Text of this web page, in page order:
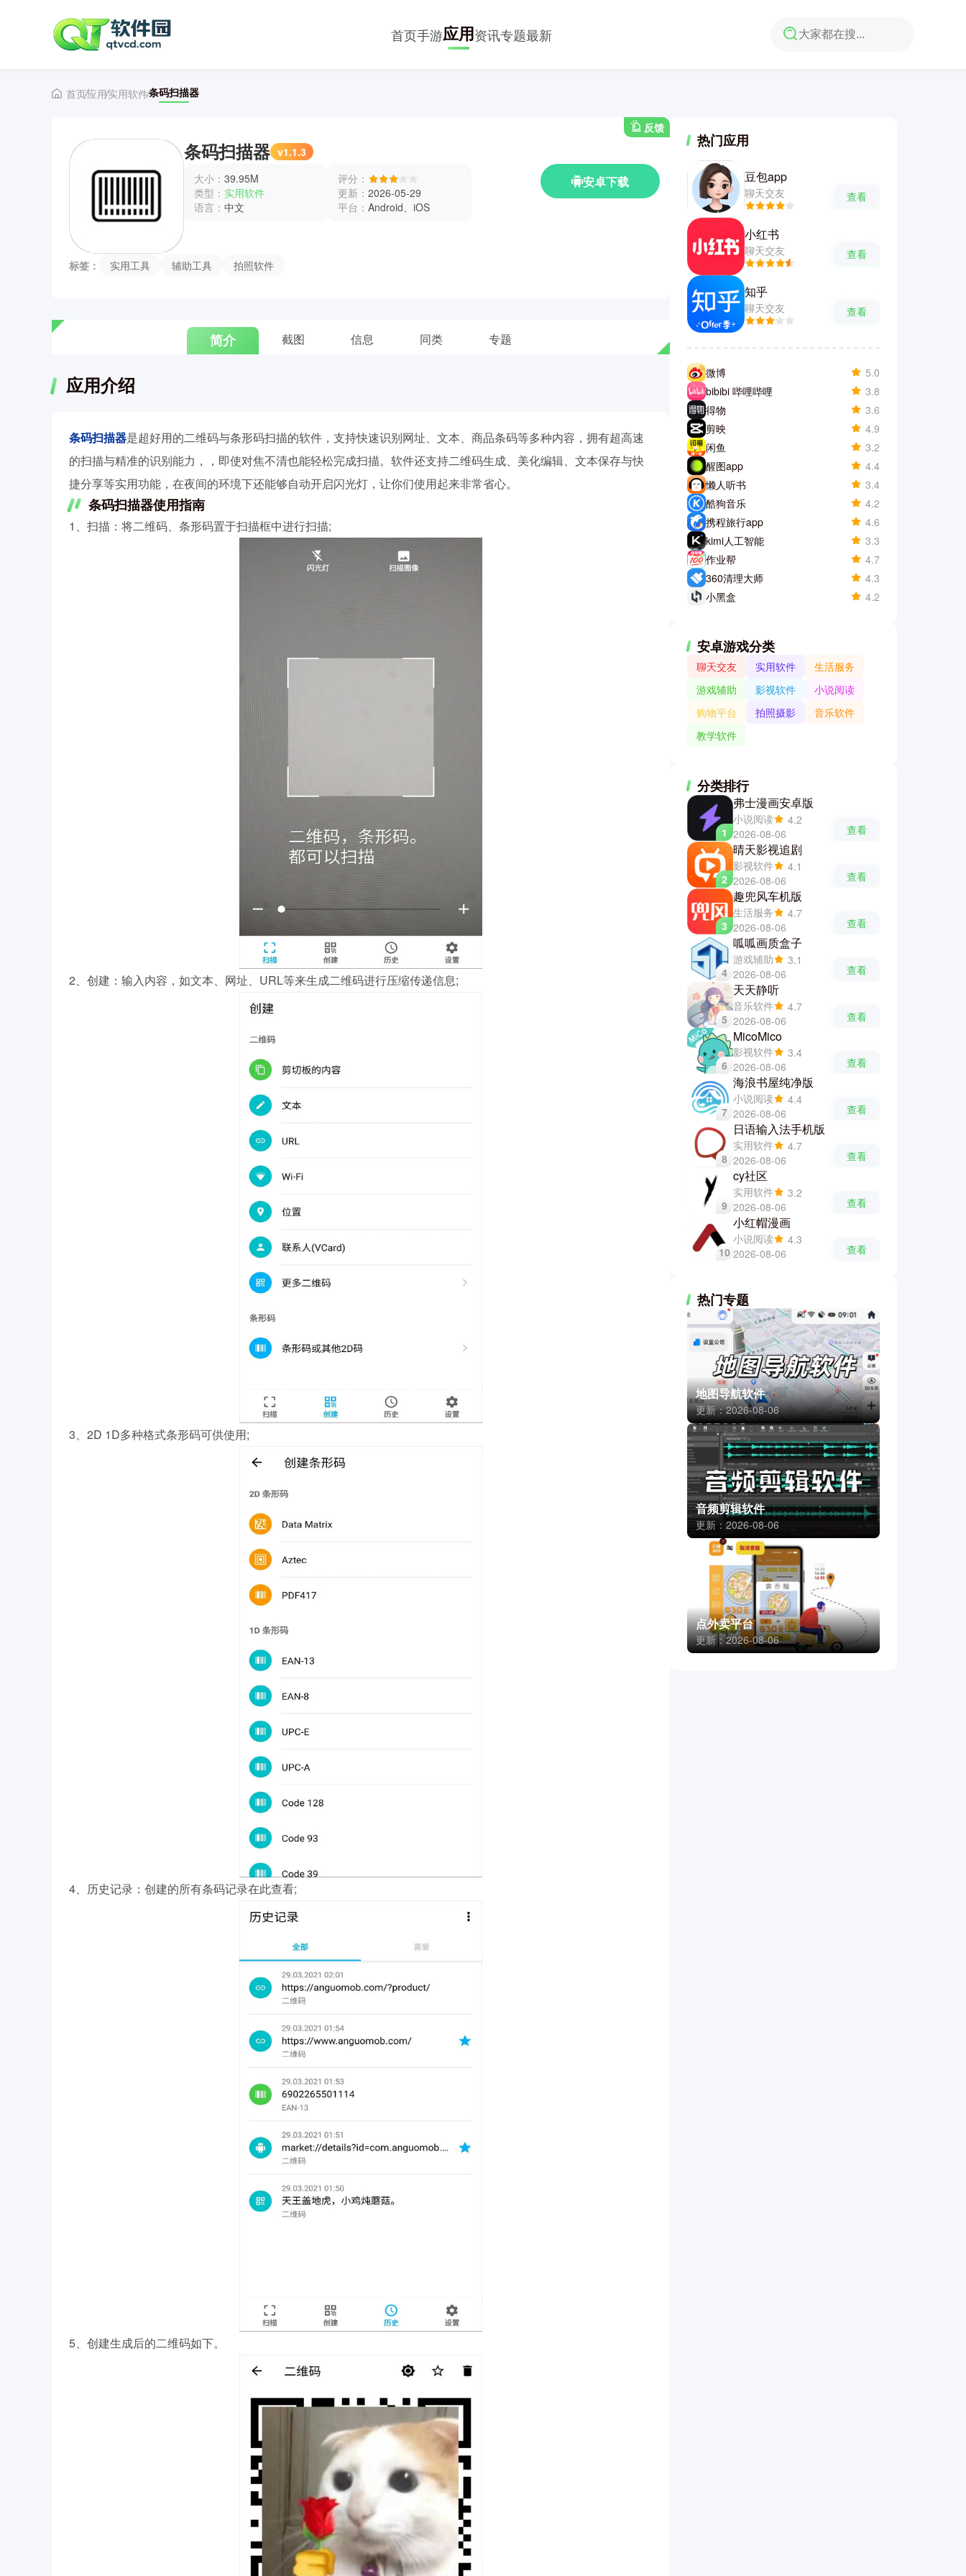
首页手游应用资讯专题最新
首页应用实用软件条码扫描器
反馈
条码扫描器 v1.1.3
大小： 39.95M
类型： 实用软件
语言： 中文
评分：
更新： 2026-05-29
平台： Android、iOS
安卓下载
标签： 实用工具 辅助工具 拍照软件
简介 截图 信息 同类 专题
应用介绍
条码扫描器是超好用的二维码与条形码扫描的软件，支持快速识别网址、文本、商品条码等多种内容，拥有超高速
的扫描与精准的识别能力，，即使对焦不清也能轻松完成扫描。软件还支持二维码生成、美化编辑、文本保存与快
捷分享等实用功能，在夜间的环境下还能够自动开启闪光灯，让你们使用起来非常省心。
条码扫描器使用指南
1、扫描：将二维码、条形码置于扫描框中进行扫描;
2、创建：输入内容，如文本、网址、URL等来生成二维码进行压缩传递信息;
3、2D 1D多种格式条形码可供使用;
4、历史记录：创建的所有条码记录在此查看;
5、创建生成后的二维码如下。
热门应用
豆包app
聊天交友 查看
小红书
聊天交友 查看
知乎
聊天交友 查看
微博
5.0
bibibi 哔哩哔哩
3.8
得物
3.6
剪映
4.9
闲鱼
3.2
醒图app
4.4
懒人听书
3.4
酷狗音乐
4.2
携程旅行app
4.6
kimi人工智能
3.3
作业帮
4.7
360清理大师
4.3
小黑盒
4.2
安卓游戏分类
聊天交友 实用软件
生活服务
游戏辅助
影视软件
小说阅读
购物平台
拍照摄影
音乐软件
教学软件
分类排行
1
弗士漫画安卓版
小说阅读
4.2
2026-08-06
查看
2
晴天影视追剧
影视软件
4.1
2026-08-06
查看
3
趣兜风车机版
生活服务
4.7
2026-08-06
查看
4
呱呱画质盒子
游戏辅助
3.1
2026-08-06
查看
5
天天静听
音乐软件
4.7
2026-08-06
查看
6
MicoMico
影视软件
3.4
2026-08-06
查看
7
海浪书屋纯净版
小说阅读
4.4
2026-08-06
查看
8
日语输入法手机版
实用软件
4.7
2026-08-06
查看
9
cy社区
实用软件
3.2
2026-08-06
查看
10
小红帽漫画
小说阅读
4.3
2026-08-06
查看
热门专题
地图导航软件
更新：2026-08-06
音频剪辑软件
更新：2026-08-06
点外卖平台
更新：2026-08-06